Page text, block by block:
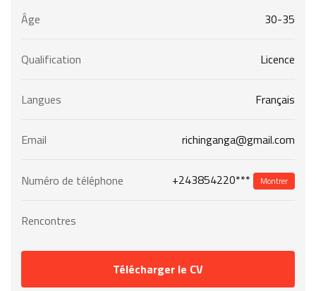
Âge 30-35
Qualification Licence
Langues Français
Email richinganga@gmail.com
Numéro de téléphone +243854220*** Montrer
Rencontres
Télécharger le CV